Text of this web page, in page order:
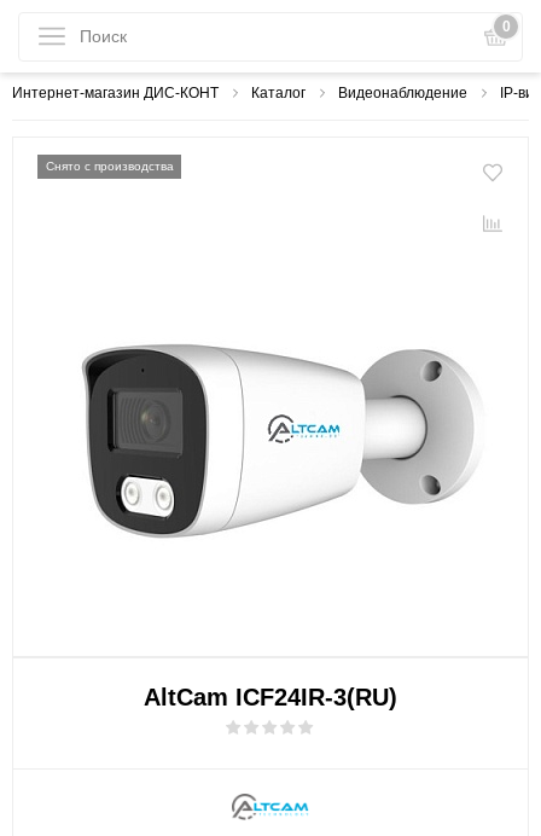
0
Интернет-магазин ДИС-КОНТ Каталог Видеонаблюдение IP-
Снято с производства
AltCam ICF24IR-3(RU)